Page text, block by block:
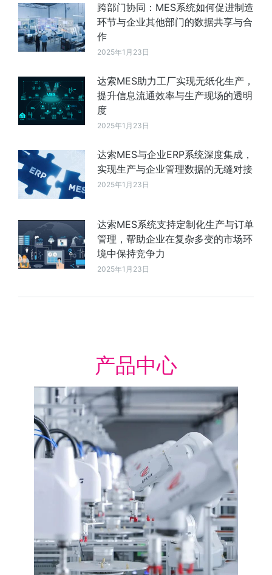
跨部门协同：MES系统如何促进制造
环节与企业其他部门的数据共享与合
作
2025年1月23日
达索MES助力工厂实现无纸化生产，
提升信息流通效率与生产现场的透明
度
2025年1月23日
达索MES与企业ERP系统深度集成，
实现生产与企业管理数据的无缝对接
2025年1月23日
达索MES系统支持定制化生产与订单
管理，帮助企业在复杂多变的市场环
境中保持竞争力
2025年1月23日
产品中心